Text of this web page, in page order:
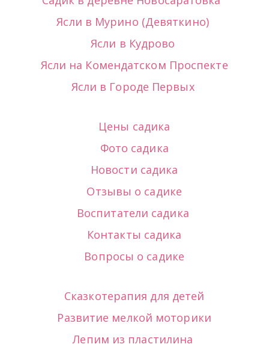
Ясли в Мурино (Девяткино)
Ясли в Кудрово
Ясли на Комендатском Проспекте
Ясли в Городе Первых
Цены садика
Фото садика
Новости садика
Отзывы о садике
Воспитатели садика
Контакты садика
Вопросы о садике
Сказкотерапия для детей
Развитие мелкой моторики
Лепим из пластилина